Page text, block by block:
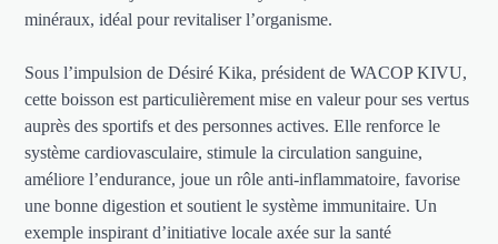
minéraux, idéal pour revitaliser l’organisme.
Sous l’impulsion de Désiré Kika, président de WACOP KIVU,
cette boisson est particulièrement mise en valeur pour ses vertus
auprès des sportifs et des personnes actives. Elle renforce le
système cardiovasculaire, stimule la circulation sanguine,
améliore l’endurance, joue un rôle anti-inflammatoire, favorise
une bonne digestion et soutient le système immunitaire. Un
exemple inspirant d’initiative locale axée sur la santé